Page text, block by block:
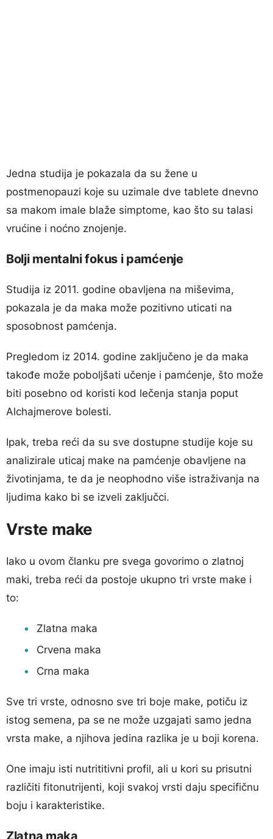
Jedna studija je pokazala da su žene u
postmenopauzi koje su uzimale dve tablete dnevno
sa makom imale blaže simptome, kao što su talasi
vrućine i noćno znojenje.
Bolji mentalni fokus i pamćenje
Studija iz 2011. godine obavljena na miševima,
pokazala je da maka može pozitivno uticati na
sposobnost pamćenja.
Pregledom iz 2014. godine zaključeno je da maka
takođe može poboljšati učenje i pamćenje, što može
biti posebno od koristi kod lečenja stanja poput
Alchajmerove bolesti.
Ipak, treba reći da su sve dostupne studije koje su
analizirale uticaj make na pamćenje obavljene na
životinjama, te da je neophodno više istraživanja na
ljudima kako bi se izveli zaključci.
Vrste make
Iako u ovom članku pre svega govorimo o zlatnoj
maki, treba reći da postoje ukupno tri vrste make i
to:
Zlatna maka
Crvena maka
Crna maka
Sve tri vrste, odnosno sve tri boje make, potiču iz
istog semena, pa se ne može uzgajati samo jedna
vrsta make, a njihova jedina razlika je u boji korena.
One imaju isti nutrititivni profil, ali u kori su prisutni
različiti fitonutrijenti, koji svakoj vrsti daju specifičnu
boju i karakteristike.
Zlatna maka